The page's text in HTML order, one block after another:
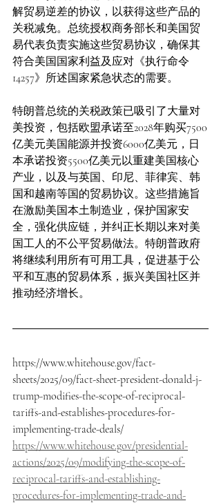
解贸易逆差的协议，以获得这些产品的
关税减免。总统授权商务部长和美国贸
易代表负责实施这些贸易协议，确保其
符合美国国家利益及应对《执行命令
14257》所述国家紧急状态的需要。
特朗普总统的关税政策已吸引了大量对
美投资，包括欧盟承诺至2028年购买7500
亿美元美国能源并投资6000亿美元，日
本承诺投资5500亿美元以重建美国核心
产业，以及与英国、印尼、菲律宾、韩
国和越南等国的贸易协议。这些措施旨
在激励美国本土制造业，保护国家安
全，强化供应链，并纠正长期以来对美
国工人的不公平贸易做法。特朗普政府
将继续利用所有可用工具，促进基于公
平和互惠的贸易体系，振兴美国社区并
推动经济增长。
https://www.whitehouse.gov/fact-
sheets/2025/09/fact-sheet-president-donald-j-
trump-modifies-the-scope-of-reciprocal-
tariffs-and-establishes-procedures-for-
implementing-trade-deals/
https://www.whitehouse.gov/presidential-
actions/2025/09/modifying-the-scope-of-
reciprocal-tariffs-and-establishing-
procedures-for-implementing-trade-and-